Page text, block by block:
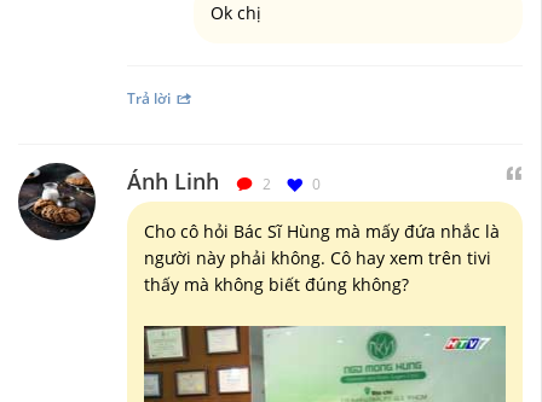
Ok chị
Trả lời
Ánh Linh 2 0
Cho cô hỏi Bác Sĩ Hùng mà mấy đứa nhắc là
người này phải không. Cô hay xem trên tivi
thấy mà không biết đúng không?